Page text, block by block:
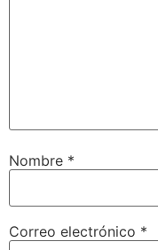
Nombre *
Correo electrónico *